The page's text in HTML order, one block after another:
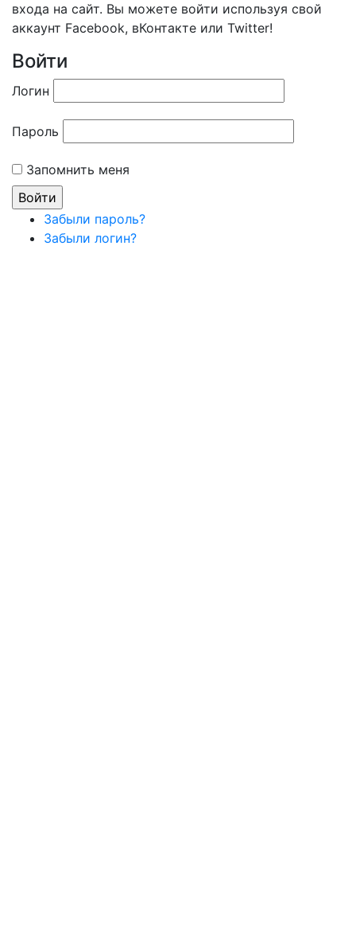
входа на сайт. Вы можете войти используя свой
аккаунт Facebook, вКонтакте или Twitter!
Войти
Логин
Пароль
Запомнить меня
Забыли пароль?
Забыли логин?